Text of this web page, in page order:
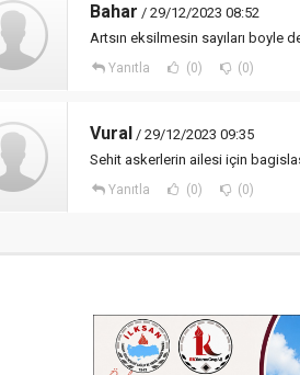
Bahar / 29/12/2023 08:52
Artsın eksilmesin sayıları boyle
Yanıtla (0) (0)
Vural / 29/12/2023 09:35
Sehit askerlerin ailesi için
Yanıtla (0) (0)